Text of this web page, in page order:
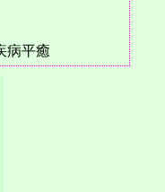
病平癒